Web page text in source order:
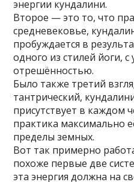
энергии кундалини.
Второе — это то, что
средневековье,
пробуждается в
одного из стилей йоги,
отрешённостью.
Было также третий
тантрический,
присутствует в каждом
практика максимально
пределы земных.
Вот так примерно
похоже первые две
эта энергия должна на